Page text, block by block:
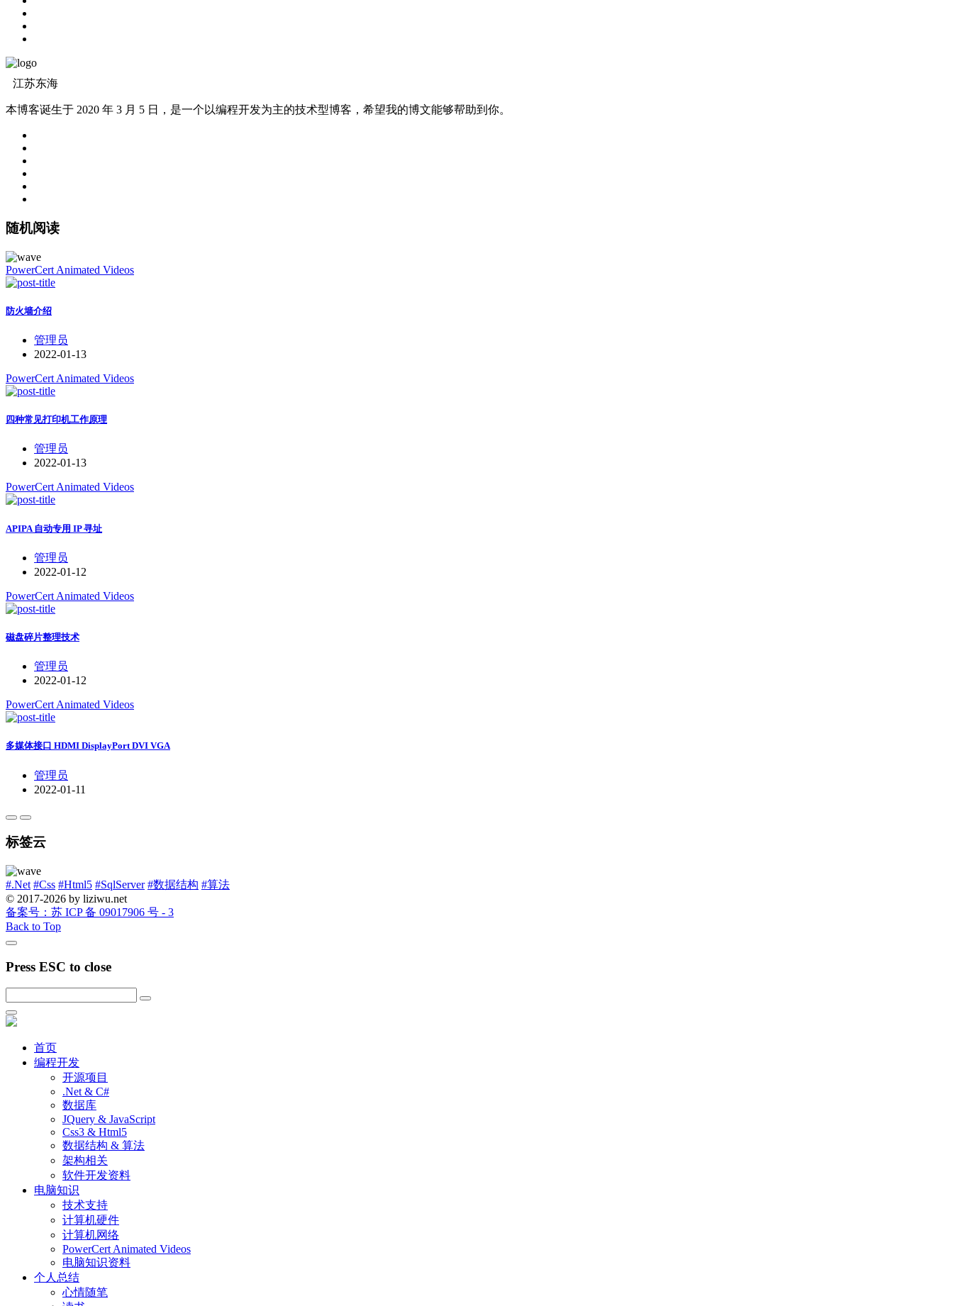
江苏东海
本博客诞生于 2020 年 3 月 5 日，是一个以编程开发为主的技术型博客，希望我的博文能够帮助到你。
随机阅读
PowerCert Animated Videos
防火墙介绍
管理员
2022-01-13
PowerCert Animated Videos
四种常见打印机工作原理
管理员
2022-01-13
PowerCert Animated Videos
APIPA 自动专用 IP 寻址
管理员
2022-01-12
PowerCert Animated Videos
磁盘碎片整理技术
管理员
2022-01-12
PowerCert Animated Videos
多媒体接口 HDMI DisplayPort DVI VGA
管理员
2022-01-11
标签云
#.Net #Css #Html5 #SqlServer #数据结构 #算法
© 2017-2026 by liziwu.net
备案号：苏 ICP 备 09017906 号 - 3
Back to Top
Press ESC to close
首页
编程开发
开源项目
.Net & C#
数据库
JQuery & JavaScript
Css3 & Html5
数据结构 & 算法
架构相关
软件开发资料
电脑知识
技术支持
计算机硬件
计算机网络
PowerCert Animated Videos
电脑知识资料
个人总结
心情随笔